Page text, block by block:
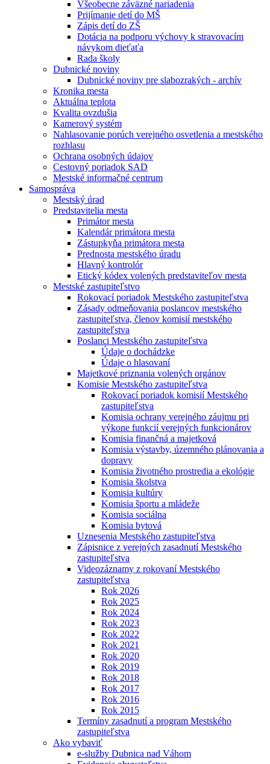
Všeobecne záväzné nariadenia
Prijímanie detí do MŠ
Zápis detí do ZŠ
Dotácia na podporu výchovy k stravovacím
návykom dieťaťa
Rada školy
Dubnické noviny
Dubnické noviny pre slabozrakých - archív
Kronika mesta
Aktuálna teplota
Kvalita ovzdušia
Kamerový systém
Nahlasovanie porúch verejného osvetlenia a mestského
rozhlasu
Ochrana osobných údajov
Cestovný poriadok SAD
Mestské informačné centrum
Samospráva
Mestský úrad
Predstavitelia mesta
Primátor mesta
Kalendár primátora mesta
Zástupkyňa primátora mesta
Prednosta mestského úradu
Hlavný kontrolór
Etický kódex volených predstaviteľov mesta
Mestské zastupiteľstvo
Rokovací poriadok Mestského zastupiteľstva
Zásady odmeňovania poslancov mestského
zastupiteľstva, členov komisií mestského
zastupiteľstva
Poslanci Mestského zastupiteľstva
Údaje o dochádzke
Údaje o hlasovaní
Majetkové priznania volených orgánov
Komisie Mestského zastupiteľstva
Rokovací poriadok komisií Mestského
zastupiteľstva
Komisia ochrany verejného záujmu pri
výkone funkcií verejných funkcionárov
Komisia finančná a majetková
Komisia výstavby, územného plánovania a
dopravy
Komisia životného prostredia a ekológie
Komisia školstva
Komisia kultúry
Komisia športu a mládeže
Komisia sociálna
Komisia bytová
Uznesenia Mestského zastupiteľstva
Zápisnice z verejných zasadnutí Mestského
zastupiteľstva
Videozáznamy z rokovaní Mestského
zastupiteľstva
Rok 2026
Rok 2025
Rok 2024
Rok 2023
Rok 2022
Rok 2021
Rok 2020
Rok 2019
Rok 2018
Rok 2017
Rok 2016
Rok 2015
Termíny zasadnutí a program Mestského
zastupiteľstva
Ako vybaviť
e-služby Dubnica nad Váhom